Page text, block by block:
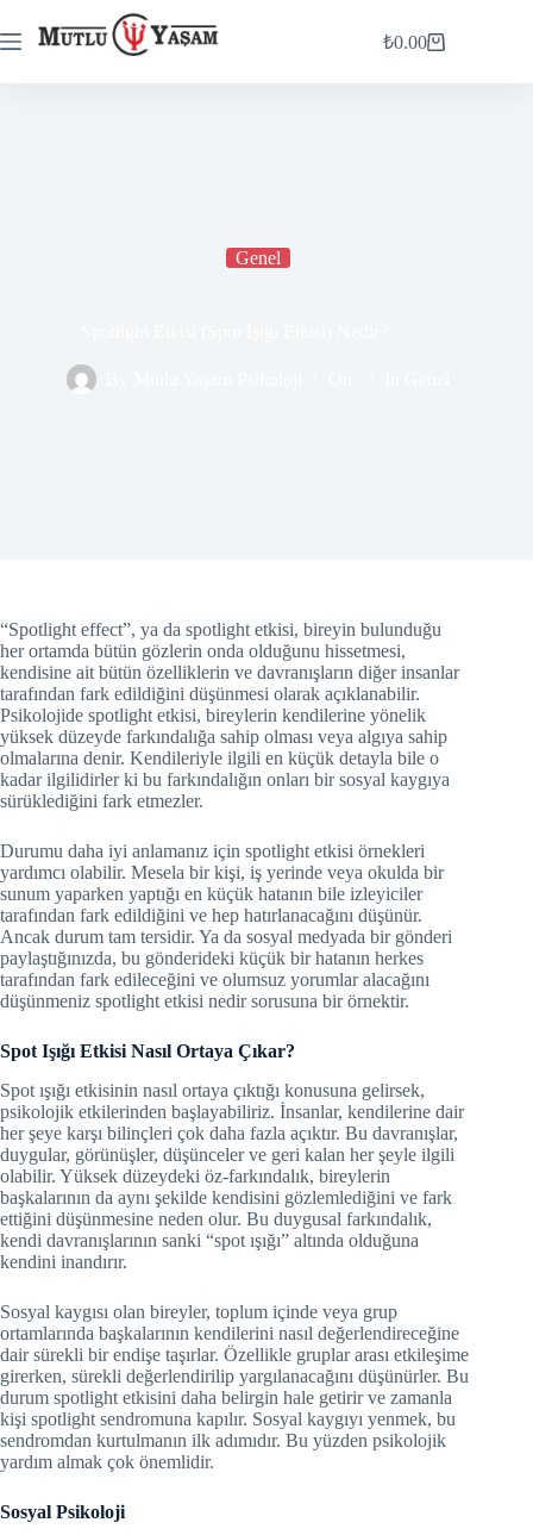
₺0.00
Genel
“Spotlight effect”, ya da spotlight etkisi, bireyin bulunduğu
her ortamda bütün gözlerin onda olduğunu hissetmesi,
kendisine ait bütün özelliklerin ve davranışların diğer insanlar
tarafından fark edildiğini düşünmesi olarak açıklanabilir.
Psikolojide spotlight etkisi, bireylerin kendilerine yönelik
yüksek düzeyde farkındalığa sahip olması veya algıya sahip
olmalarına denir. Kendileriyle ilgili en küçük detayla bile o
kadar ilgilidirler ki bu farkındalığın onları bir sosyal kaygıya
sürüklediğini fark etmezler.
Durumu daha iyi anlamanız için spotlight etkisi örnekleri
yardımcı olabilir. Mesela bir kişi, iş yerinde veya okulda bir
sunum yaparken yaptığı en küçük hatanın bile izleyiciler
tarafından fark edildiğini ve hep hatırlanacağını düşünür.
Ancak durum tam tersidir. Ya da sosyal medyada bir gönderi
paylaştığınızda, bu gönderideki küçük bir hatanın herkes
tarafından fark edileceğini ve olumsuz yorumlar alacağını
düşünmeniz spotlight etkisi nedir sorusuna bir örnektir.
Spot Işığı Etkisi Nasıl Ortaya Çıkar?
Spot ışığı etkisinin nasıl ortaya çıktığı konusuna gelirsek,
psikolojik etkilerinden başlayabiliriz. İnsanlar, kendilerine dair
her şeye karşı bilinçleri çok daha fazla açıktır. Bu davranışlar,
duygular, görünüşler, düşünceler ve geri kalan her şeyle ilgili
olabilir. Yüksek düzeydeki öz-farkındalık, bireylerin
başkalarının da aynı şekilde kendisini gözlemlediğini ve fark
ettiğini düşünmesine neden olur. Bu duygusal farkındalık,
kendi davranışlarının sanki “spot ışığı” altında olduğuna
kendini inandırır.
Sosyal kaygısı olan bireyler, toplum içinde veya grup
ortamlarında başkalarının kendilerini nasıl değerlendireceğine
dair sürekli bir endişe taşırlar. Özellikle gruplar arası etkileşime
girerken, sürekli değerlendirilip yargılanacağını düşünürler. Bu
durum spotlight etkisini daha belirgin hale getirir ve zamanla
kişi spotlight sendromuna kapılır. Sosyal kaygıyı yenmek, bu
sendromdan kurtulmanın ilk adımıdır. Bu yüzden psikolojik
yardım almak çok önemlidir.
Sosyal Psikoloji